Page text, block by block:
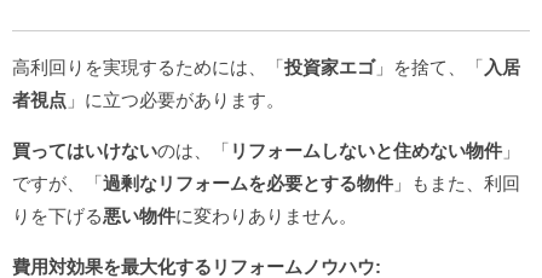
高利回りを実現するためには、「投資家エゴ」を捨て、「 入居
者視点 」に立つ必要があります。
買ってはいけないのは、「 リフォームしないと住めない物件 」
ですが、「過剰なリフォームを必要とする物件 」もまた、利回
りを下げる悪い物件に変わりありません。
費用対効果を最大化するリフォームノウハウ: